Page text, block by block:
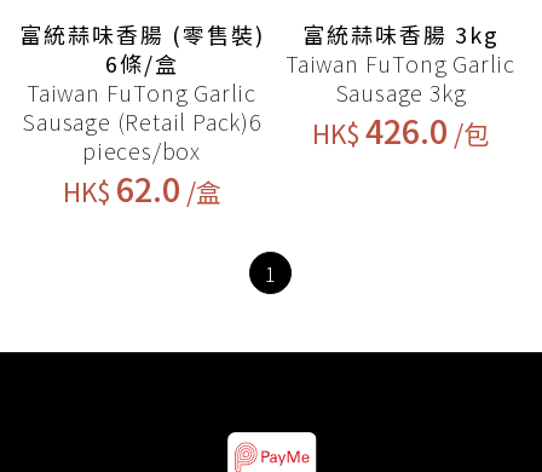
富統蒜味香腸 (零售裝)
6條/盒
Taiwan FuTong Garlic
Sausage (Retail Pack)6
pieces/box
HK$ 62.0 /盒
富統蒜味香腸 3kg
Taiwan FuTong Garlic
Sausage 3kg
HK$ 426.0 /包
1